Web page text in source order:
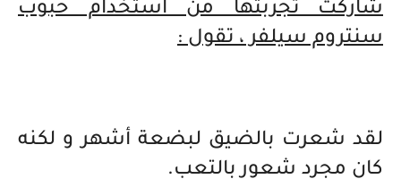
شاركت تجربتها من استخدام حبوب
سنتروم سيلفر ، تقول :
لقد شعرت بالضيق لبضعة أشهر و لكنه
كان مجرد شعور بالتعب.